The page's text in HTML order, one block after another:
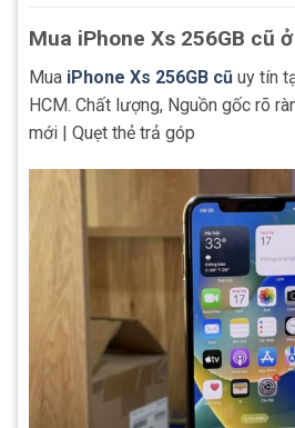
Mua iPhone Xs 256GB cũ
Mua iPhone Xs 256GB cũ uy tín
HCM. Chất lượng, Nguồn gốc rõ
mới | Quẹt thẻ trả góp